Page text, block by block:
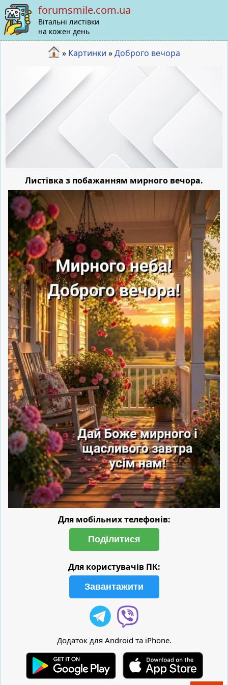
forumsmile.com.ua
Вітальні листівки
на кожен день
» Картинки »Доброго вечора
Листівка з побажанням мирного вечора.
Для мобільних телефонів:
Поділитися
Для користувачів ПК:
Завантажити
Додаток для Android та iPhone.